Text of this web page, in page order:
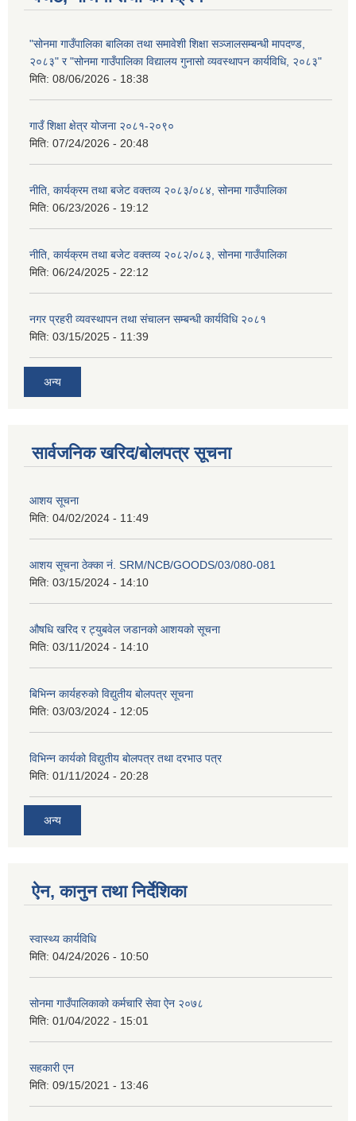
"सोनमा गाउँपालिका बालिका तथा समावेशी शिक्षा सञ्जालसम्बन्धी मापदण्ड,
२०८३" र "सोनमा गाउँपालिका विद्यालय गुनासो व्यवस्थापन कार्यविधि, २०८३"
मिति: 08/06/2026 - 18:38
गाउँ शिक्षा क्षेत्र योजना २०८१-२०९०
मिति: 07/24/2026 - 20:48
नीति, कार्यक्रम तथा बजेट वक्तव्य २०८३/०८४, सोनमा गाउँपालिका
मिति: 06/23/2026 - 19:12
नीति, कार्यक्रम तथा बजेट वक्तव्य २०८२/०८३, सोनमा गाउँपालिका
मिति: 06/24/2025 - 22:12
नगर प्रहरी व्यवस्थापन तथा संचालन सम्बन्धी कार्यविधि २०८१
मिति: 03/15/2025 - 11:39
अन्य
सार्वजनिक खरिद/बोलपत्र सूचना
आशय सूचना
मिति: 04/02/2024 - 11:49
आशय सूचना ठेक्का नं. SRM/NCB/GOODS/03/080-081
मिति: 03/15/2024 - 14:10
औषधि खरिद र ट्युबवेल जडानको आशयको सूचना
मिति: 03/11/2024 - 14:10
बिभिन्न कार्यहरुको विद्युतीय बोलपत्र सूचना
मिति: 03/03/2024 - 12:05
विभिन्न कार्यको विद्युतीय बोलपत्र तथा दरभाउ पत्र
मिति: 01/11/2024 - 20:28
अन्य
ऐन, कानुन तथा निर्देशिका
स्वास्थ्य कार्यविधि
मिति: 04/24/2026 - 10:50
सोनमा गाउँपालिकाको कर्मचारि सेवा ऐन २०७८
मिति: 01/04/2022 - 15:01
सहकारी एन
मिति: 09/15/2021 - 13:46